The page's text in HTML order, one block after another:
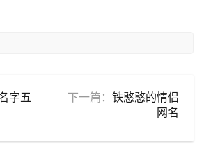
字五
下一篇： 铁憨憨的情侣
网名